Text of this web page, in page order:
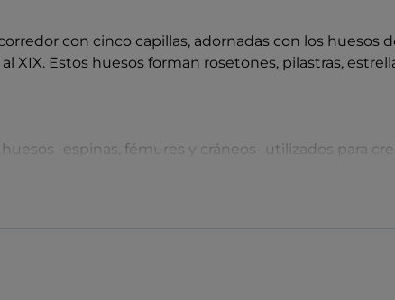
con cinco capillas, adornadas con los huesos
XIX. Estos huesos forman rosetones, pilastras,
-espinas, fémures y cráneos- utilizados para
tipos de huesos utilizados en su decoración y
de Palestina o Jerusalén.